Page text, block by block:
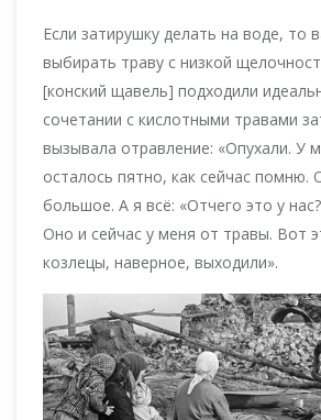
Если затирушку делать на воде, то
выбирать траву с низкой
[конский щавель] подходили
сочетании с кислотными травами
вызывала отравление: «Опухали. У
осталось пятно, как сейчас помню.
большое. А я всё: «Отчего это у
Оно и сейчас у меня от травы. Вот
козлецы, наверное, выходили».